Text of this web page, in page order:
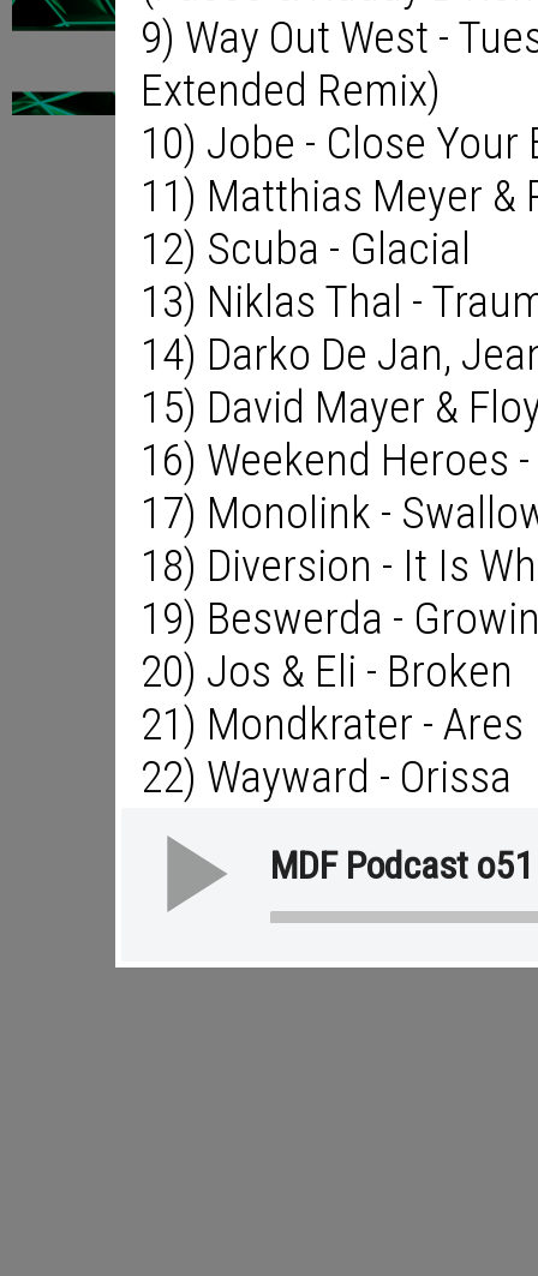
9) Way Out West -
Extended Remix)
10) Jobe - Close Your
11) Matthias Meyer &
12) Scuba - Glacial
13) Niklas Thal -
14) Darko De Jan,
15) David Mayer &
16) Weekend Heroes
17) Monolink -
18) Diversion - It Is
19) Beswerda -
20) Jos & Eli - Broken
21) Mondkrater - Ares
22) Wayward - Orissa
MDF Podcast o51